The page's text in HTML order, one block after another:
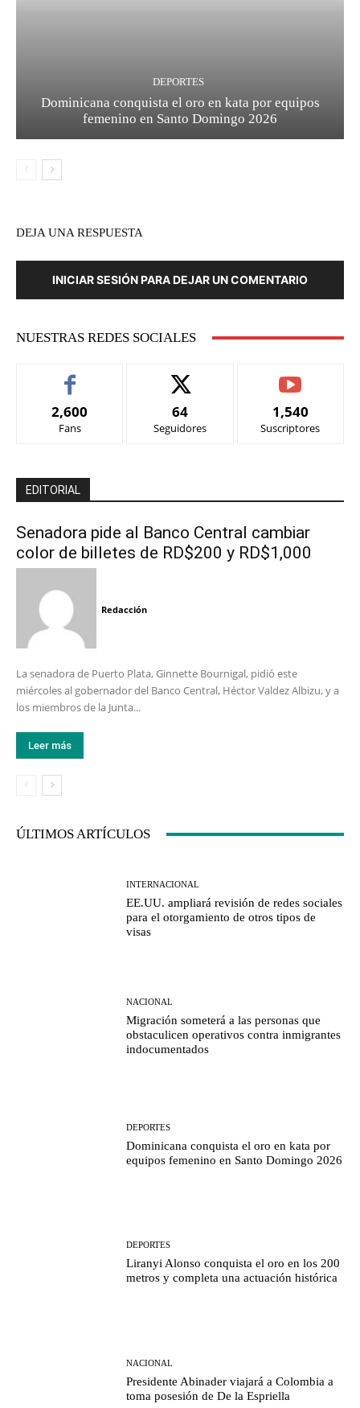
DEPORTES
Dominicana conquista el oro en kata por equipos
femenino en Santo Domingo 2026
DEJA UNA RESPUESTA
INICIAR SESIÓN PARA DEJAR UN COMENTARIO
NUESTRAS REDES SOCIALES
2,600
Fans
64
Seguidores
1,540
Suscriptores
EDITORIAL
Senadora pide al Banco Central cambiar
color de billetes de RD$200 y RD$1,000
Redacción
La senadora de Puerto Plata, Ginnette Bournigal, pidió este
miércoles al gobernador del Banco Central, Héctor Valdez Albizu, y a
los miembros de la Junta...
Leer más
ÚLTIMOS ARTÍCULOS
INTERNACIONAL
EE.UU. ampliará revisión de redes sociales
para el otorgamiento de otros tipos de
visas
NACIONAL
Migración someterá a las personas que
obstaculicen operativos contra inmigrantes
indocumentados
DEPORTES
Dominicana conquista el oro en kata por
equipos femenino en Santo Domingo 2026
DEPORTES
Liranyi Alonso conquista el oro en los 200
metros y completa una actuación histórica
NACIONAL
Presidente Abinader viajará a Colombia a
toma posesión de De la Espriella